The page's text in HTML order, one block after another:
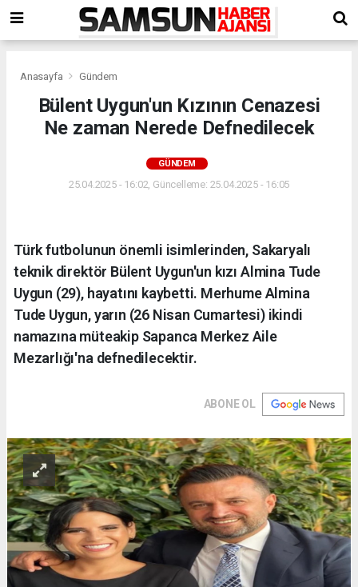
Anasayfa Gündem
Bülent Uygun'un Kızının Cenazesi
Ne zaman Nerede Defnedilecek
GÜNDEM
25.04.2025 - 16:02, Güncelleme: 25.04.2025 - 16:05
Türk futbolunun önemli isimlerinden, Sakaryalı
teknik direktör Bülent Uygun'un kızı Almina Tude
Uygun (29), hayatını kaybetti. Merhume Almina
Tude Uygun, yarın (26 Nisan Cumartesi) ikindi
namazına müteakip Sapanca Merkez Aile
Mezarlığı'na defnedilecektir.
ABONE OL